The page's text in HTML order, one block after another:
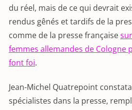
du réel, mais de ce qui devrait
rendus gênés et tardifs de la
comme de la presse française
femmes allemandes de Cologne
font foi.
Jean-Michel Quatrepoint
spécialistes dans la presse,